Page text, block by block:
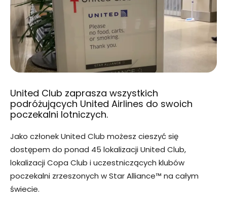
United Club zaprasza wszystkich
podróżujących United Airlines do swoich
poczekalni lotniczych.
Jako członek United Club możesz cieszyć się
dostępem do ponad 45 lokalizacji United Club,
lokalizacji Copa Club i uczestniczących klubów
poczekalni zrzeszonych w Star Alliance™ na całym
świecie.